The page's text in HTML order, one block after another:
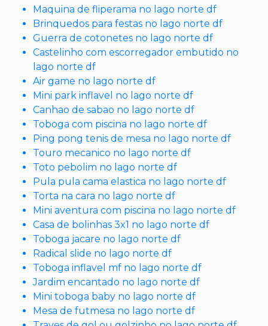
Maquina de fliperama no lago norte df
Brinquedos para festas no lago norte df
Guerra de cotonetes no lago norte df
Castelinho com escorregador embutido no
lago norte df
Air game no lago norte df
Mini park inflavel no lago norte df
Canhao de sabao no lago norte df
Toboga com piscina no lago norte df
Ping pong tenis de mesa no lago norte df
Touro mecanico no lago norte df
Toto pebolim no lago norte df
Pula pula cama elastica no lago norte df
Torta na cara no lago norte df
Mini aventura com piscina no lago norte df
Casa de bolinhas 3x1 no lago norte df
Toboga jacare no lago norte df
Radical slide no lago norte df
Toboga inflavel mf no lago norte df
Jardim encantado no lago norte df
Mini toboga baby no lago norte df
Mesa de futmesa no lago norte df